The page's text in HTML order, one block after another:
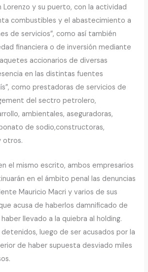
Lorenzo y su puerto, con la actividad
combustibles y el abastecimiento a
de servicios”, como así también
financiera o de inversión mediante
accionarios de diversas
en las distintas fuentes
como prestadoras de servicios de
del sectro petrolero,
ambientales, aseguradoras,
de sodio,constructoras,
otros.
el mismo escrito, ambos empresarios
en el ámbito penal las denuncias
Mauricio Macri y varios de sus
acusa de haberlos damnificado de
llevado a la quiebra al holding.
luego de ser acusados por la
de haber supuesta desviado miles